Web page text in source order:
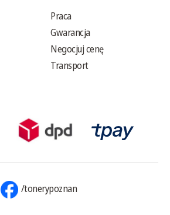
Praca
Gwarancja
Negocjuj cenę
Transport
/tonerypoznan